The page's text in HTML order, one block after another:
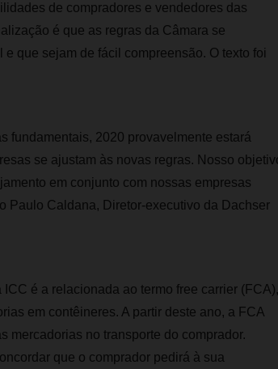
de compradores e vendedores das
é que as regras da Câmara se
que sejam de fácil compreensão. O texto foi
fundamentais, 2020 provavelmente estará
se ajustam às novas regras. Nosso
em conjunto com nossas empresas
Paulo Caldana, Diretor-executivo da Dachser
é a relacionada ao termo free carrier (FCA),
em contêineres. A partir deste ano, a FCA
mercadorias no transporte do comprador.
que o comprador pedirá à sua